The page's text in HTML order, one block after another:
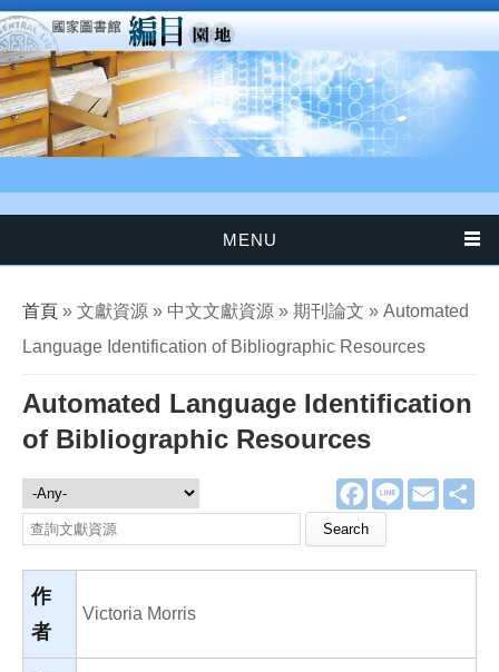
移至主內容
MENU
您在這裡
首頁 » 文獻資源 » 中文文獻資源 » 期刊論文 » Automated
Language Identification of Bibliographic Resources
Automated Language Identification
of Bibliographic Resources
F
a
e
o
L
E
m
文獻資源
Search this site
作
者
Victoria Morris